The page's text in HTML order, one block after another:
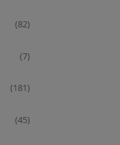
(82)
(7)
(181)
(45)